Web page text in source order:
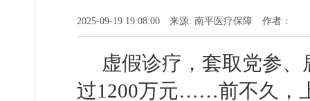
2025-09-19 19:08:00 来源: 南平医疗保障 作者：
虚假诊疗，套取党参
过1200万元……前不久，